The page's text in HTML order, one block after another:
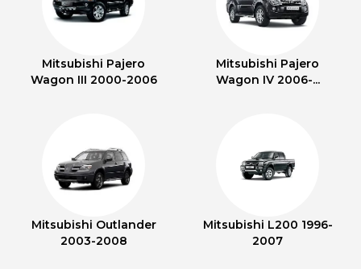
Mitsubishi Pajero
Wagon III 2000-2006
Mitsubishi Pajero
Wagon IV 2006-...
Mitsubishi Outlander
2003-2008
Mitsubishi L200 1996-
2007